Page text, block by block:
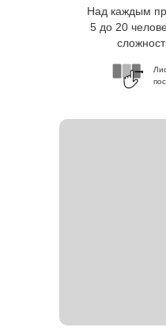
Над каждым
5 до 20